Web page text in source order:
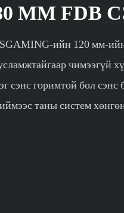
ММ FDB
ийн 120 мм-
чимээгүй
сэнс горимтой бол сэнс
таны систем